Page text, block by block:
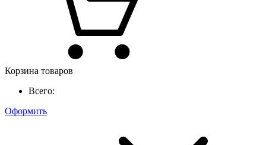
Корзина товаров
Всего:
Оформить